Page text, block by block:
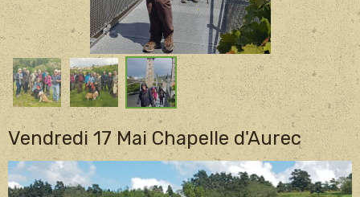
Vendredi 17 Mai Chapelle d'Aurec